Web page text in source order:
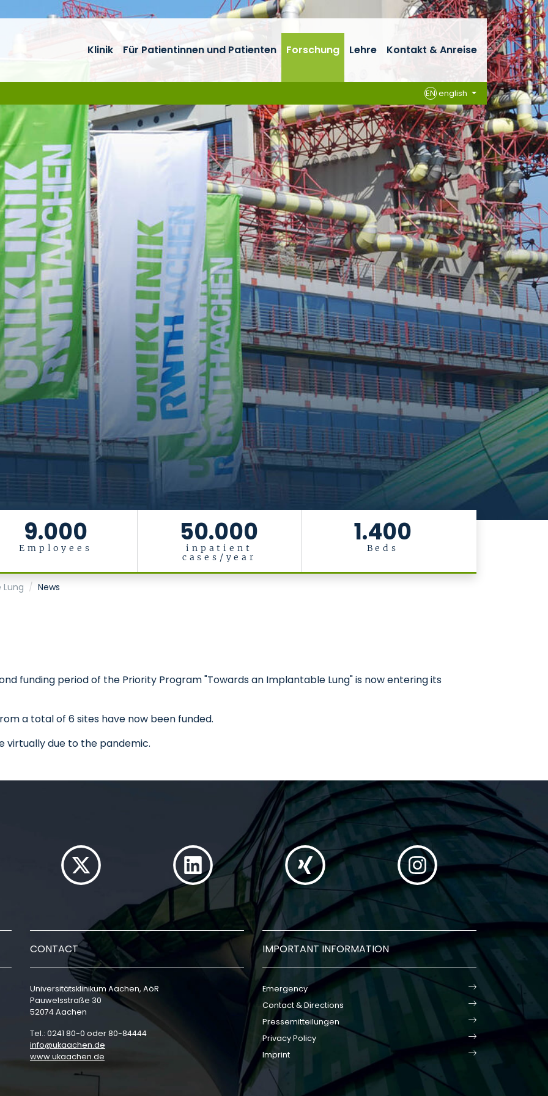
9.000
Employees
50.000
inpatient
cases/year
1.400
Beds
Klinik Für Patientinnen und Patienten Forschung Lehre Kontakt & Anreise
EN english
Lung News
funding period of the Priority Program "Towards an Implantable Lung" is now entering its
a total of 6 sites have now been funded.
virtually due to the pandemic.
CONTACT
Universitätsklinikum Aachen, AöR
Pauwelsstraße 30
52074 Aachen
Tel.: 0241 80-0 oder 80-84444
info
ukaachen de
www.ukaachen.de
IMPORTANT INFORMATION
Emergency
Contact & Directions
Pressemitteilungen
Privacy Policy
Imprint